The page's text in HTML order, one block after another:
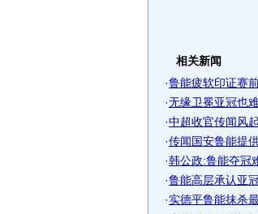
相关新闻
·鲁能疲软印证赛
·无缘卫冕亚冠也
·中超收官传闻风
·传闻国安鲁能提
·韩公政:鲁能夺冠
·鲁能高层承认亚
·实德平鲁能抹杀